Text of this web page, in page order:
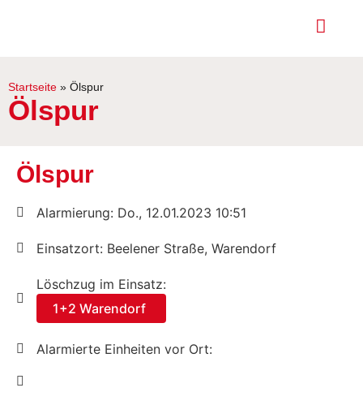
Startseite » Ölspur
Ölspur
Ölspur
Alarmierung: Do., 12.01.2023 10:51
Einsatzort: Beelener Straße, Warendorf
Löschzug im Einsatz:
1+2 Warendorf
Alarmierte Einheiten vor Ort: